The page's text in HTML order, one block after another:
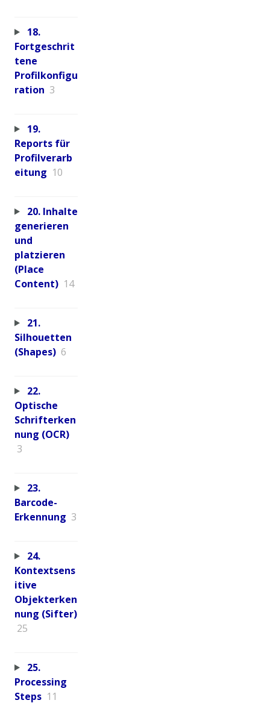
18.
Fortgeschrit
tene
Profilkonfigu
ration 3
19.
Reports für
Profilverarb
eitung 10
20. Inhalte
generieren
und
platzieren
(Place
Content) 14
21.
Silhouetten
(Shapes) 6
22.
Optische
Schrifterken
nung (OCR)
3
23.
Barcode-
Erkennung 3
24.
Kontextsens
itive
Objekterken
nung (Sifter)
25
25.
Processing
Steps 11